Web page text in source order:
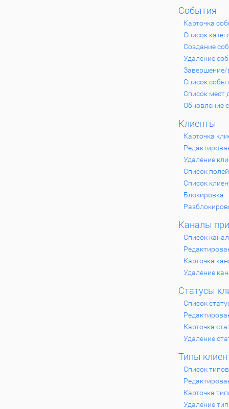
События
Карточка
Список
Создание
Удаление
Завершение/
Список
Список мест
Обновление
Клиенты
Карточка
Удаление
Список
Список
Блокировка
Каналы
Список
Карточка
Удаление
Статусы
Список
Карточка
Удаление
Типы
Список типов
Карточка
Удаление